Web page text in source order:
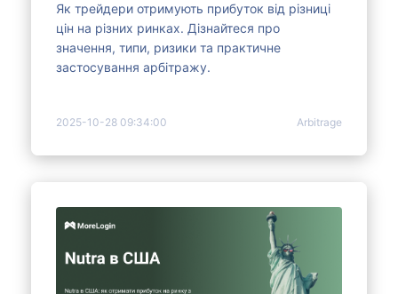
Як трейдери отримують прибуток від різниці
цін на різних ринках. Дізнайтеся про
значення, типи, ризики та практичне
застосування арбітражу.
2025-10-28 09:34:00 Arbitrage